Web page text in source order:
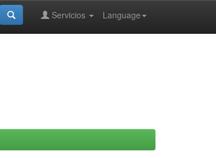
Language
Servicios